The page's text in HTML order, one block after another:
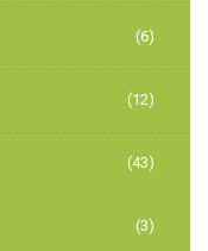
(6)
(12)
(43)
(3)